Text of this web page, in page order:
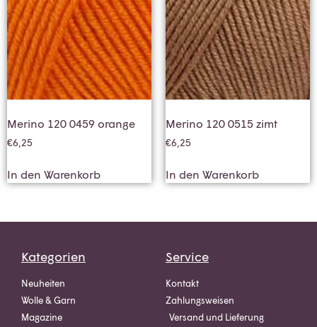
Merino 120 0459 orange
€6,25
In den Warenkorb
Merino 120 0515 zimt
€6,25
In den Warenkorb
Kategorien
Neuheiten
Wolle & Garn
Magazine
Service
Kontakt
Zahlungsweisen
Versand und Lieferung